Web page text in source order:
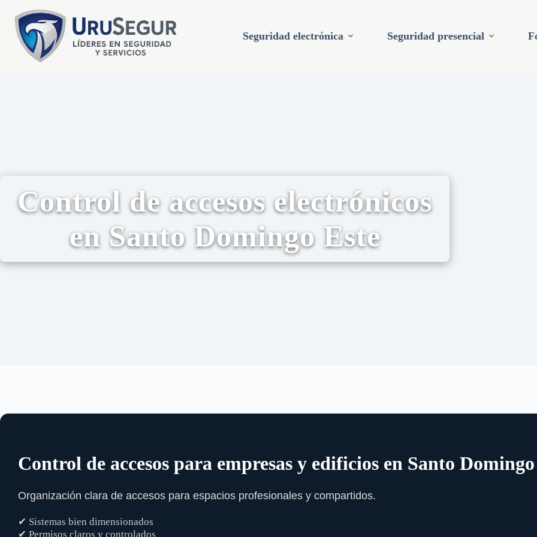
Seguridad electrónica Seguridad presencial
Control de accesos electrónicos
en Santo Domingo Este
Control de accesos para empresas y edificios en Santo
Organización clara de accesos para espacios profesionales y compartidos.
✔ Sistemas bien dimensionados
✔ Permisos claros y controlados